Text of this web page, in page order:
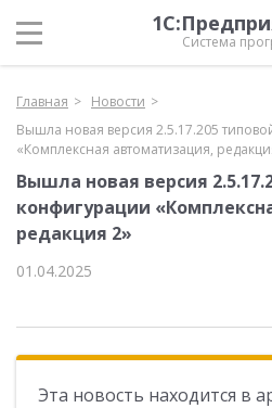
Система
Главная
Новости
Вышла новая версия 2.5.17.205
«Комплексная автоматизация,
Вышла новая версия
конфигурации
редакция 2»
01.04.2025
Эта новость находится в